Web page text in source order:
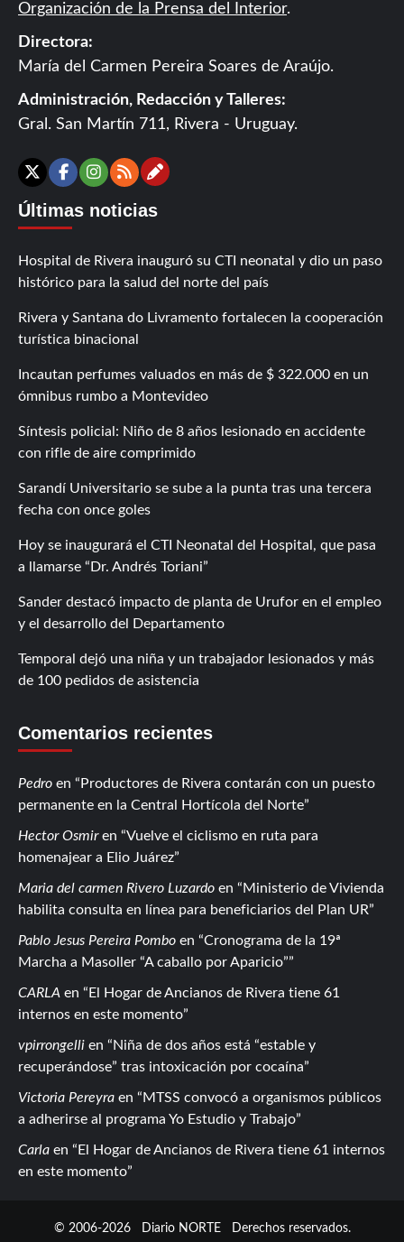
Organización de la Prensa del Interior.
Directora:
María del Carmen Pereira Soares de Araújo.
Administración, Redacción y Talleres:
Gral. San Martín 711, Rivera - Uruguay.
X Facebook
Instagram
RSSContáctanos
Últimas noticias
Hospital de Rivera inauguró su CTI neonatal y dio un paso
histórico para la salud del norte del país
Rivera y Santana do Livramento fortalecen la cooperación
turística binacional
Incautan perfumes valuados en más de $ 322.000 en un
ómnibus rumbo a Montevideo
Síntesis policial: Niño de 8 años lesionado en accidente
con rifle de aire comprimido
Sarandí Universitario se sube a la punta tras una tercera
fecha con once goles
Hoy se inaugurará el CTI Neonatal del Hospital, que pasa
a llamarse “Dr. Andrés Toriani”
Sander destacó impacto de planta de Urufor en el empleo
y el desarrollo del Departamento
Temporal dejó una niña y un trabajador lesionados y más
de 100 pedidos de asistencia
Comentarios recientes
Pedro en
Productores de Rivera contarán con un puesto
permanente en la Central Hortícola del Norte
Hector Osmiren
Vuelve el ciclismo en ruta para
homenajear a Elio Juárez
Maria del carmen Rivero Luzardo en
Ministerio de Vivienda
habilita consulta en línea para beneficiarios del Plan UR
Pablo Jesus Pereira Pombo en
Cronograma de la 19ª
Marcha a Masoller “A caballo por Aparicio”
CARLA en
El Hogar de Ancianos de Rivera tiene 61
internos en este momento
vpirrongelli en
Niña de dos años está “estable y
recuperándose” tras intoxicación por cocaína
Victoria Pereyra en
MTSS convocó a organismos públicos
a adherirse al programa Yo Estudio y Trabajo
Carla en
El Hogar de Ancianos de Rivera tiene 61 internos
en este momento
© 2006-2026 Diario NORTEDerechos reservados.